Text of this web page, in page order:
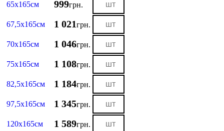
65х165см 999грн.
67,5х165см 1 021грн.
70х165см 1 046грн.
75х165см 1 108грн.
82,5х165см 1 184грн.
97,5х165см 1 345грн.
120х165см 1 589грн.